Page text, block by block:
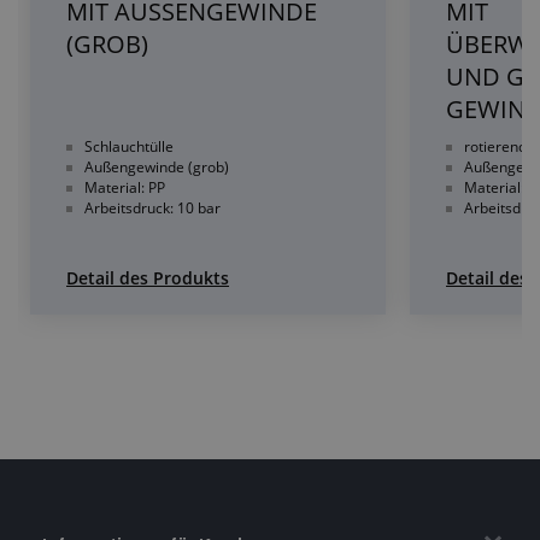
MIT AUSSENGEWINDE
(GROB)
Schlauchtülle
Außengewinde (grob)
Material: PP
Arbeitsdruck: 10 bar
Detail des Produkts
MIT
UND
Material:
Detail des